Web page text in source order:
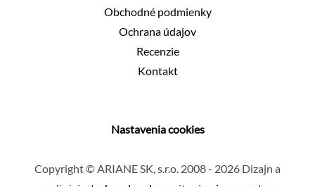
Obchodné podmienky
Ochrana údajov
Recenzie
Kontakt
Nastavenia cookies
Copyright © ARIANE SK, s.r.o. 2008 - 2026 Dizajn a